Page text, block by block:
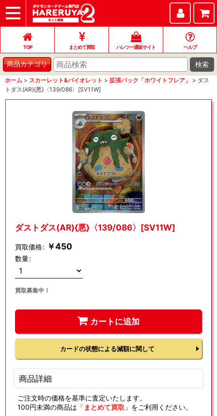
TOP
まとめて買取
ハレツー通販サイト
ヘルプ
お問い合わせ
TOP まとめて買取 ハレツー通販サイト ヘルプ
商品カテゴリ 検索
ホーム > スカーレット&バイオレット > 拡張パック「ホワイトフレア」 > ダス
トダス(AR){悪}〈139/086〉[SV11W]
ダストダス(AR){悪}〈139/086〉[SV11W]
買取価格: ￥450
数量:
買取募集中！
カートに追加
カードの状態による減額に関して
商品詳細
ご注文時の価格を基準に査定いたします。
100円未満の商品は「 まとめて買取 」をご利用ください。